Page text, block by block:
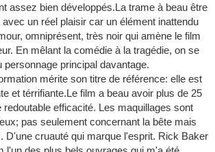
assez bien développés.La trame à beau être
un réel plaisir car un élément inattendu
omniprésent, très noir qui amène le film
En mêlant la comédie à la tragédie, on se
personnage principal davantage.
mérite son titre de référence: elle est
et térrifiante.Le film a beau avoir plus de 25
redoutable efficacité. Les maquillages sont
pas seulement concernant la bête mais
D'une cruauté qui marque l'esprit. Rick Baker